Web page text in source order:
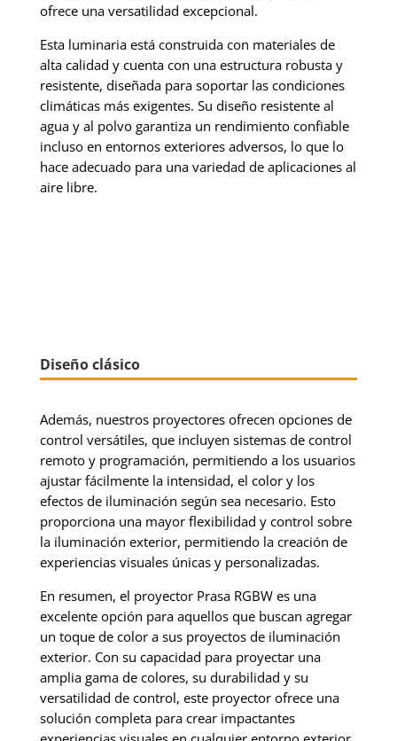
ofrece una versatilidad excepcional.
Esta luminaria está construida con materiales de
alta calidad y cuenta con una estructura robusta y
resistente, diseñada para soportar las condiciones
climáticas más exigentes. Su diseño resistente al
agua y al polvo garantiza un rendimiento confiable
incluso en entornos exteriores adversos, lo que lo
hace adecuado para una variedad de aplicaciones al
aire libre.
Diseño clásico
Además, nuestros proyectores ofrecen opciones de
control versátiles, que incluyen sistemas de control
remoto y programación, permitiendo a los usuarios
ajustar fácilmente la intensidad, el color y los
efectos de iluminación según sea necesario. Esto
proporciona una mayor flexibilidad y control sobre
la iluminación exterior, permitiendo la creación de
experiencias visuales únicas y personalizadas.
En resumen, el proyector Prasa RGBW es una
excelente opción para aquellos que buscan agregar
un toque de color a sus proyectos de iluminación
exterior. Con su capacidad para proyectar una
amplia gama de colores, su durabilidad y su
versatilidad de control, este proyector ofrece una
solución completa para crear impactantes